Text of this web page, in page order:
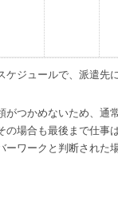
ジュールで、派遣先
がつかめないため、通
の場合も最後まで仕事
ーワークと判断された